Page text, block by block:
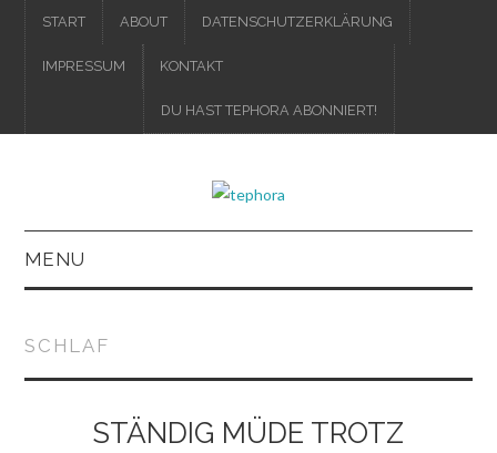
START ABOUT DATENSCHUTZERKLÄRUNG
IMPRESSUM KONTAKT
DU HAST TEPHORA ABONNIERT!
MENU
SCHLAF
STÄNDIG MÜDE TROTZ